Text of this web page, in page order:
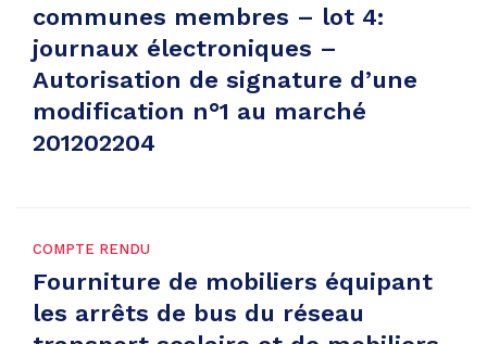
communes membres – lot 4:
journaux électroniques –
Autorisation de signature d’une
modification n°1 au marché
201202204
COMPTE RENDU
Fourniture de mobiliers équipant
les arrêts de bus du réseau